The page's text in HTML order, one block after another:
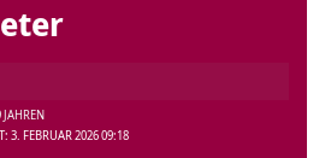
3. FEBRUAR 2026 09:18